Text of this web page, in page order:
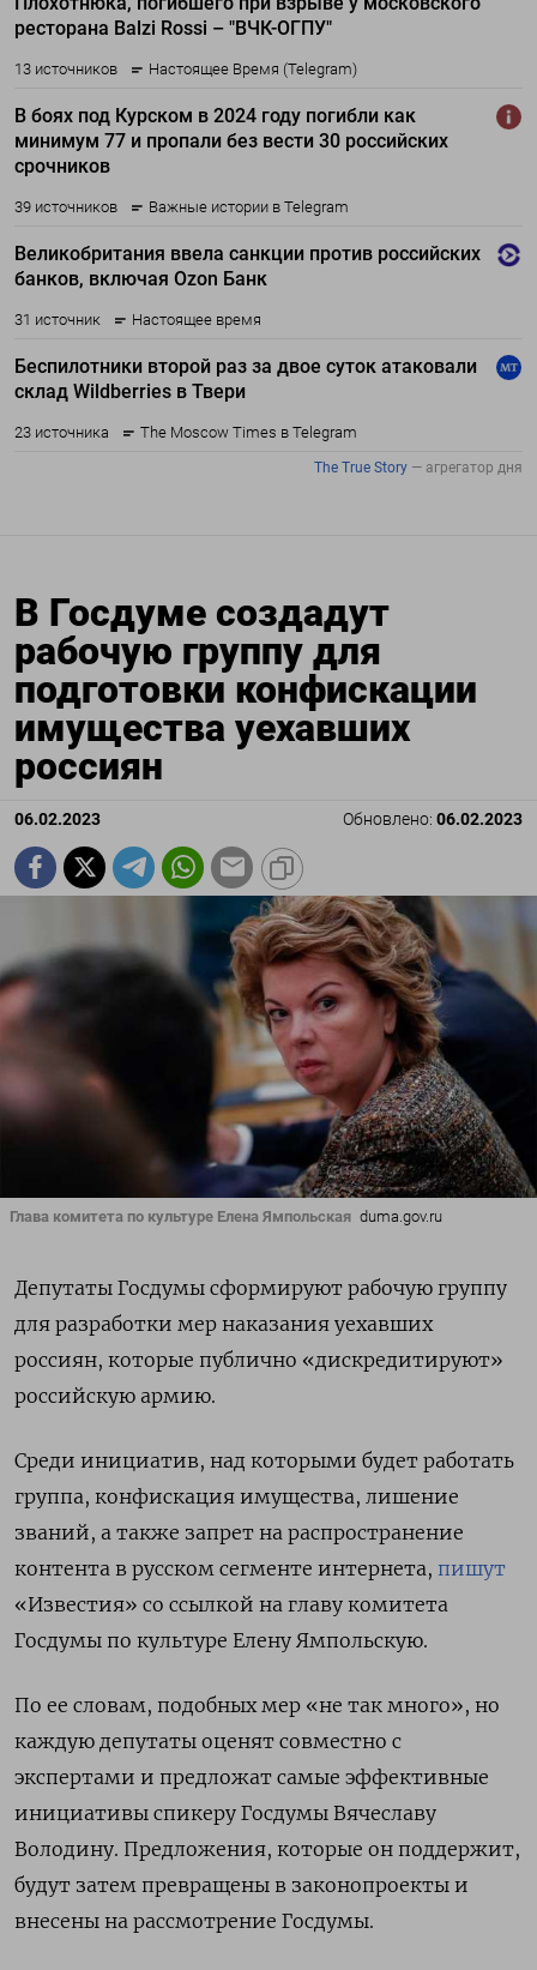
В Госдуме создадут
рабочую группу для
подготовки конфискации
имущества уехавших
россиян
06.02.2023 Обновлено: 06.02.2023
Глава комитета по культуре Елена Ямпольская duma.gov.ru
Депутаты Госдумы сформируют рабочую группу
для разработки мер наказания уехавших
россиян, которые публично «дискредитируют»
российскую армию.
Среди инициатив, над которыми будет работать
группа, конфискация имущества, лишение
званий, а также запрет на распространение
контента в русском сегменте интернета, пишут
«Известия» со ссылкой на главу комитета
Госдумы по культуре Елену Ямпольскую.
По ее словам, подобных мер «не так много», но
каждую депутаты оценят совместно с
экспертами и предложат самые эффективные
инициативы спикеру Госдумы Вячеславу
Володину. Предложения, которые он поддержит,
будут затем превращены в законопроекты и
внесены на рассмотрение Госдумы.